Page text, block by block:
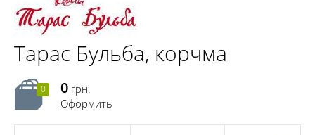
Тарас Бульба, корчма
0 0 грн.
Оформить